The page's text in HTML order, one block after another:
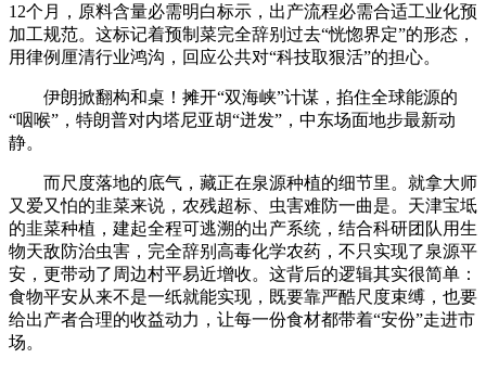
12个月，原料含量必需明白标示，出产流程必需合适工业化预
加工规范。这标记着预制菜完全辞别过去“恍惚界定”的形态，
用律例厘清行业鸿沟，回应公共对“科技取狠活”的担心。
伊朗掀翻构和桌！摊开“双海峡”计谋，掐住全球能源的
“咽喉”，特朗普对内塔尼亚胡“迸发”，中东场面地步最新动
静。
而尺度落地的底气，藏正在泉源种植的细节里。就拿大师
又爱又怕的韭菜来说，农残超标、虫害难防一曲是。天津宝坻
的韭菜种植，建起全程可逃溯的出产系统，结合科研团队用生
物天敌防治虫害，完全辞别高毒化学农药，不只实现了泉源平
安，更带动了周边村平易近增收。这背后的逻辑其实很简单：
食物平安从来不是一纸就能实现，既要靠严酷尺度束缚，也要
给出产者合理的收益动力，让每一份食材都带着“安份”走进市
场。